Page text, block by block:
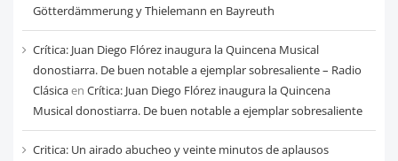
Götterdämmerung y Thielemann en Bayreuth
Crítica: Juan Diego Flórez inaugura la Quincena Musical
donostiarra. De buen notable a ejemplar sobresaliente – Radio
Clásicaen Crítica: Juan Diego Flórez inaugura la Quincena
Musical donostiarra. De buen notable a ejemplar sobresaliente
Critica: Un airado abucheo y veinte minutos de aplausos